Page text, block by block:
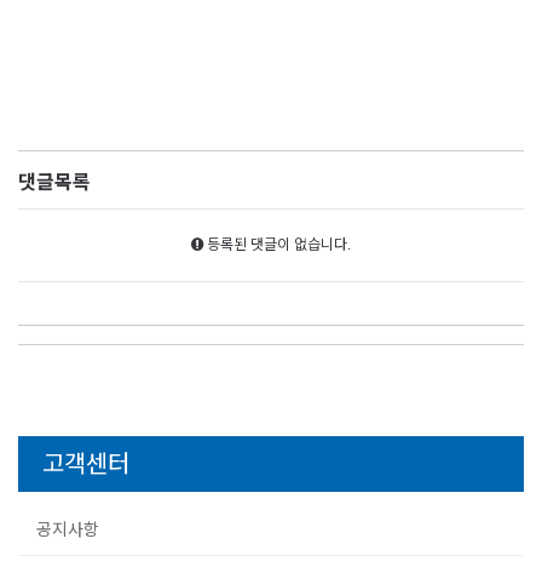
댓글목록
등록된 댓글이 없습니다.
고객센터
공지사항